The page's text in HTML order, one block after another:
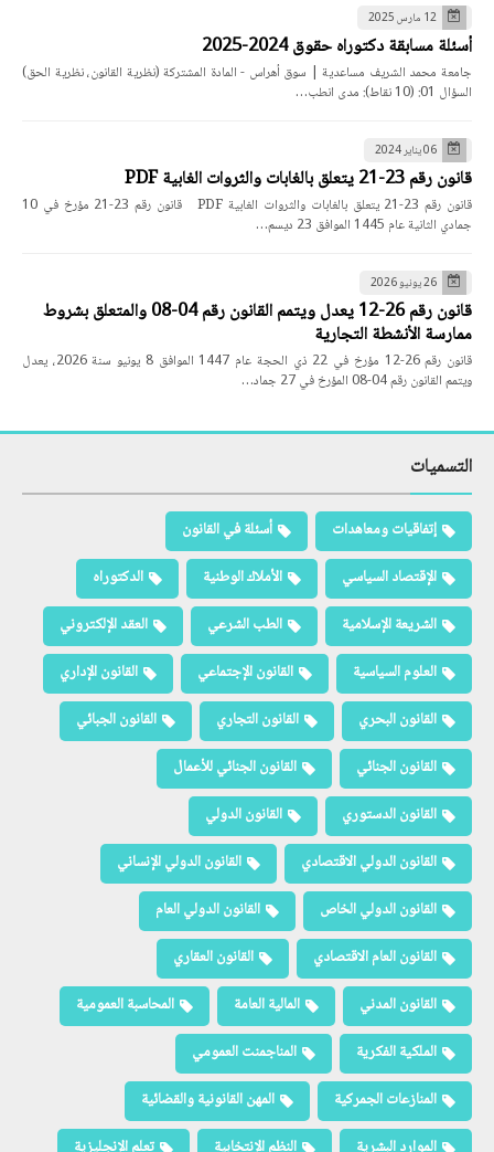
12 مارس 2025
أسئلة مسابقة دكتوراه حقوق 2024-2025
جامعة محمد الشريف مساعدية | سوق أهراس - المادة المشتركة (نظرية القانون، نظرية الحق)
السؤال 01: (10 نقاط): مدى انطب…
06 يناير 2024
قانون رقم 23-21 يتعلق بالغابات والثروات الغابية PDF
قانون رقم 23-21 يتعلق بالغابات والثروات الغابية PDF قانون رقم 23-21 مؤرخ في 10
جمادي الثانية عام 1445 الموافق 23 ديسم…
26 يونيو 2026
قانون رقم 26-12 يعدل ويتمم القانون رقم 04-08 والمتعلق بشروط
ممارسة الأنشطة التجارية
قانون رقم 26-12 مؤرخ في 22 ذي الحجة عام 1447 الموافق 8 يونيو سنة 2026، يعدل
ويتمم القانون رقم 04-08 المؤرخ في 27 جماد…
التسميات
إتفاقيات ومعاهدات
أسئلة في القانون
الإقتصاد السياسي
الأملاك الوطنية
الدكتوراه
الشريعة الإسلامية
الطب الشرعي
العقد الإلكتروني
العلوم السياسية
القانون الإجتماعي
القانون الإداري
القانون البحري
القانون التجاري
القانون الجبائي
القانون الجنائي
القانون الجنائي للأعمال
القانون الدستوري
القانون الدولي
القانون الدولي الاقتصادي
القانون الدولي الإنساني
القانون الدولي الخاص
القانون الدولي العام
القانون العام الاقتصادي
القانون العقاري
القانون المدني
المالية العامة
المحاسبة العمومية
الملكية الفكرية
المناجمنت العمومي
المنازعات الجمركية
المهن القانونية والقضائية